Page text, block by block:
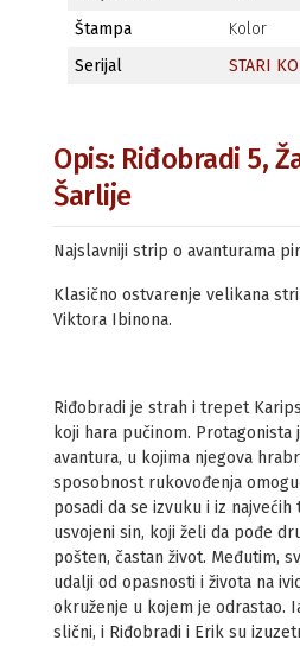
Štampa
Kolor
Serijal
STARI
Opis: Riđobradi 5,
Šarlije
Najslavniji strip o avanturama
Klasično ostvarenje velikana
Viktora Ibinona.
Riđobradi je strah i trepet
koji hara pučinom.
avantura, u kojima njegova
sposobnost rukovođenja
posadi da se izvuku i iz
usvojeni sin, koji želi da pođe
pošten, častan život. Međutim,
udalji od opasnosti i života na
okruženje u kojem je odrastao.
slični, i Riđobradi i Erik su